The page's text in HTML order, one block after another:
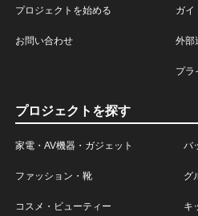
プロジェクトを始める
お問い合わせ
ガイ
外部
プラ
プロジェクトを探す
家電・AV機器・ガジェット バ
ファッション・靴 グ
コスメ・ビューティー キ